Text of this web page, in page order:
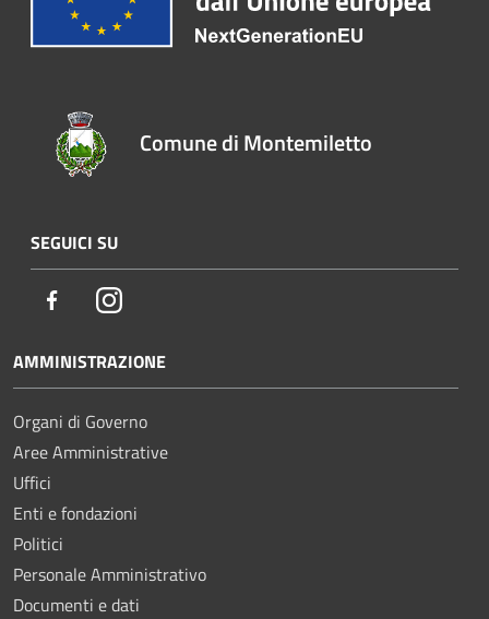
Comune di Montemiletto
SEGUICI SU
FacebookInstagram
AMMINISTRAZIONE
Organi di Governo
Aree Amministrative
Uffici
Enti e fondazioni
Politici
Personale Amministrativo
Documenti e dati